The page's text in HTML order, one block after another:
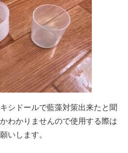
シドールで藍藻対策出来たと聞
わかりませんので使用する際は
いします。